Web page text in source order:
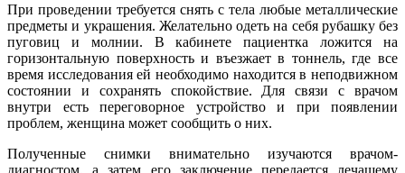
При проведении требуется снять с тела любые металлические
предметы и украшения. Желательно одеть на себя рубашку без
пуговиц и молнии. В кабинете пациентка ложится на
горизонтальную поверхность и въезжает в тоннель, где все
время исследования ей необходимо находится в неподвижном
состоянии и сохранять спокойствие. Для связи с врачом
внутри есть переговорное устройство и при появлении
проблем, женщина может сообщить о них.
Полученные снимки внимательно изучаются врачом-
диагностом, а затем его заключение передается лечащему